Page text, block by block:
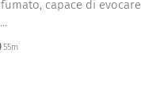
capace di evocare
55m